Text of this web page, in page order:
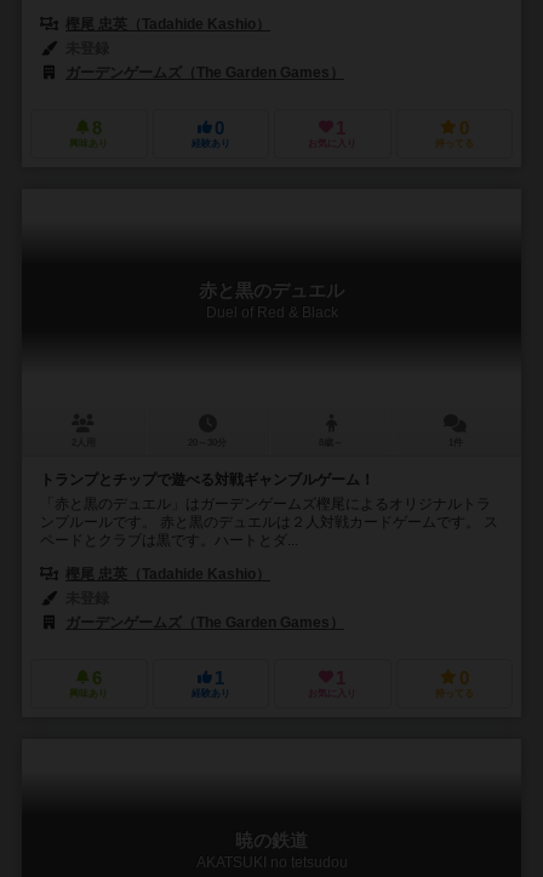
樫尾 忠英（Tadahide Kashio）
ガーデンゲームズ（The Garden Games）
8
興味あり
0
経験あり
1
お気に入り
0
持ってる
赤と黒のデュエル
Duel of Red & Black
トランプとチップで遊べる対戦ギャンブルゲーム！
「赤と黒のデュエル」はガーデンゲームズ樫尾によるオリジナルトラ
ンプルールです。 赤と黒のデュエルは２人対戦カードゲームです。 ス
ペードとクラブは黒です。ハートとダ...
樫尾 忠英（Tadahide Kashio）
ガーデンゲームズ（The Garden Games）
6
興味あり
1
経験あり
1
お気に入り
0
持ってる
暁の鉄道
AKATSUKI no tetsudou